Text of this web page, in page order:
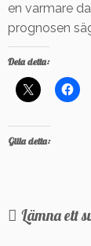
en varmare
prognosen
Dela detta:
Gilla detta:
Lämna ett